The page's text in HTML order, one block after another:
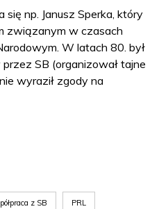
np. Janusz Sperka, który
związanym w czasach
W latach 80. był
SB (organizował tajne
wyraził zgody na
z SB PRL